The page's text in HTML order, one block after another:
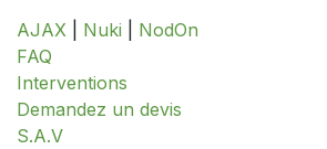
AJAX Nuki
NodOn
FAQ
Interventions
​​​​​​​​​​​​​​​​​​​​​​​​​D​​e​m​a​n​d​e​z​ ​u​n​ ​d​e​v​i​s
S.A.V